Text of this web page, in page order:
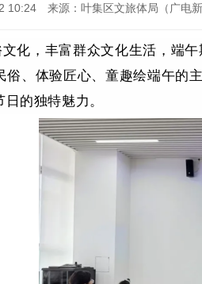
10:24 来源：叶集区文旅体局（广电新
化，丰富群众文化生活，端
俗、体验匠心、童趣绘端午的
的独特魅力。